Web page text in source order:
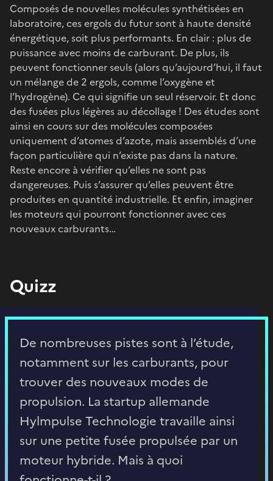
Composés de nouvelles molécules synthétisées en
laboratoire, ces ergols du futur sont à haute densité
énergétique, soit plus performants. En clair : plus de
puissance avec moins de carburant. De plus, ils
peuvent fonctionner seuls (alors qu’aujourd’hui, il faut
un mélange de 2 ergols, comme l’oxygène et
l’hydrogène). Ce qui signifie un seul réservoir. Et donc
des fusées plus légères au décollage ! Des études sont
ainsi en cours sur des molécules composées
uniquement d’atomes d’azote, mais assemblés d’une
façon particulière qui n’existe pas dans la nature.
Reste encore à vérifier qu’elles ne sont pas
dangereuses. Puis s’assurer qu’elles peuvent être
produites en quantité industrielle. Et enfin, imaginer
les moteurs qui pourront fonctionner avec ces
nouveaux carburants…
Quizz
De nombreuses pistes sont à l’étude,
notamment sur les carburants, pour
trouver des nouveaux modes de
propulsion. La startup allemande
Hylmpulse Technologie travaille ainsi
sur une petite fusée propulsée par un
moteur hybride. Mais à quoi